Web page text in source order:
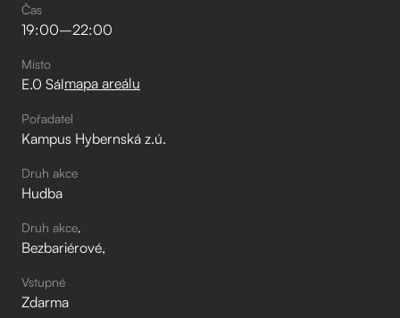
Čas
19:00–⁠22:00
Místo
E.0 Sálmapa areálu
Pořadatel
Kampus Hybernská z.ú.
Druh akce
Hudba
Druh akce
Bezbariérové
Vstupné
Zdarma